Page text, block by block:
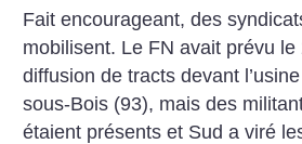
Fait encourageant, des
mobilisent. Le FN avait prévu le
diffusion de tracts devant
sous-Bois (93), mais des
étaient présents et Sud a viré